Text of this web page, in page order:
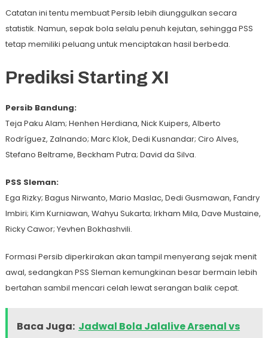
Catatan ini tentu membuat Persib lebih diunggulkan secara
statistik. Namun, sepak bola selalu penuh kejutan, sehingga PSS
tetap memiliki peluang untuk menciptakan hasil berbeda.
Prediksi Starting XI
Persib Bandung:
Teja Paku Alam; Henhen Herdiana, Nick Kuipers, Alberto
Rodríguez, Zalnando; Marc Klok, Dedi Kusnandar; Ciro Alves,
Stefano Beltrame, Beckham Putra; David da Silva.
PSS Sleman:
Ega Rizky; Bagus Nirwanto, Mario Maslac, Dedi Gusmawan, Fandry
Imbiri; Kim Kurniawan, Wahyu Sukarta; Irkham Mila, Dave Mustaine,
Ricky Cawor; Yevhen Bokhashvili.
Formasi Persib diperkirakan akan tampil menyerang sejak menit
awal, sedangkan PSS Sleman kemungkinan besar bermain lebih
bertahan sambil mencari celah lewat serangan balik cepat.
Baca Juga: Jadwal Bola Jalalive Arsenal vs